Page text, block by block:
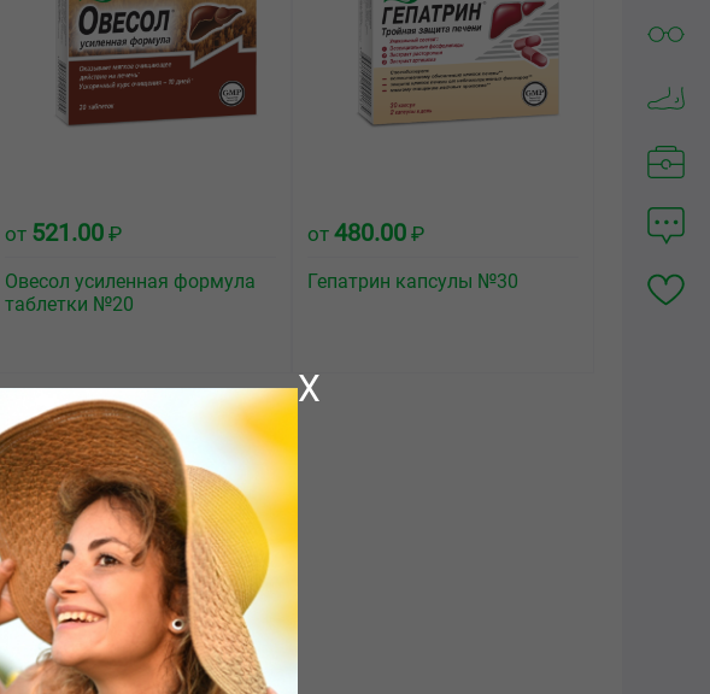
от 521.00 ₽
Овесол усиленная формула
таблетки №20
от 480.00 ₽
Гепатрин капсулы №30
X